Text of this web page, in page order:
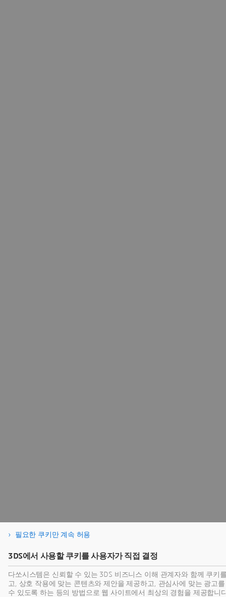
필요한 쿠키만 계속 허용
3DS에서 사용할 쿠키를 사용자가 직접 결정
다쏘시스템은 신뢰할 수 있는 3DS 비즈니스 이해 관계자와 함께 쿠키
고, 상호 작용에 맞는 콘텐츠와 제안을 제공하고, 관심사에 맞는 광고
수 있도록 하는 등의 방법으로 웹 사이트에서 최상의 경험을 제공합니